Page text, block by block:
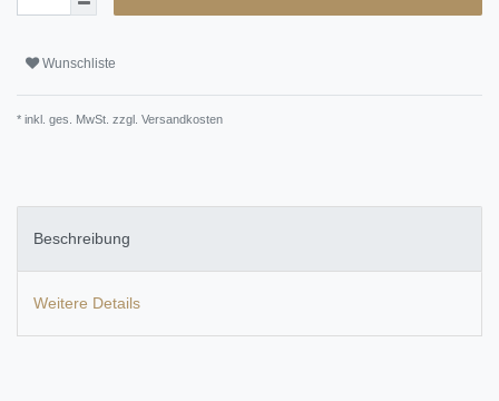
Wunschliste
* inkl. ges. MwSt. zzgl. Versandkosten
Beschreibung
Weitere Details